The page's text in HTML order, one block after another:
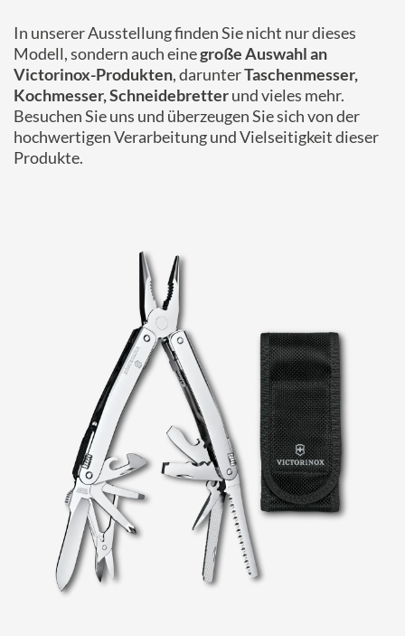
In unserer Ausstellung finden Sie nicht nur dieses
Modell, sondern auch einegroße Auswahl an
Victorinox-Produkten, darunterTaschenmesser,
Kochmesser, Schneidebretterund vieles mehr.
Besuchen Sie uns und überzeugen Sie sich von der
hochwertigen Verarbeitung und Vielseitigkeit dieser
Produkte.